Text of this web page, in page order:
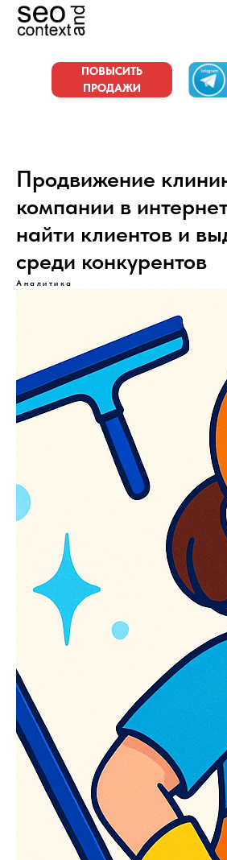
ПОВЫСИТЬ
ПРОДАЖИ
Продвижение
компании в
найти клиентов и
среди конкурентов
Аналитика